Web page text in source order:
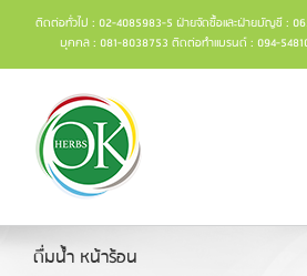
ติดต่อทั่วไป : 02-4085983-5 ฝ่ายจัดซื้อและฝ่ายบัญชี :
บุคคล : 081-8038753 ติดต่อทำแบรนด์ : 094-
ดื่มน้ำ หน้าร้อน